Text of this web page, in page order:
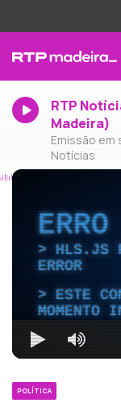
RTP
Madeira)
Emissão em
Notícias
HLS.JS
ERROR
ESTE
MOMENTO
POLÍTICA